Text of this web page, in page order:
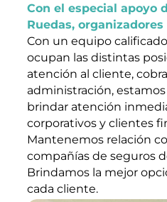
Con el especial apoyo
Ruedas,
Con un equipo
ocupan las distintas
atención al cliente,
administración,
brindar atención
corporativos y clientes
Mantenemos relación
compañías de seguros
Brindamos la mejor
cada cliente.